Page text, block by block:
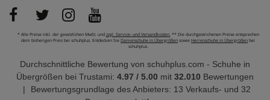
* Alle Preise inkl. der gesetzlichen MwSt. und zzgl. Service- und Versandkosten. ** Die durchgestrichenen Preise entsprechen
dem bisherigen Preis bei schuhplus. Entdecken Sie Damenschuhe in Übergrößen sowie Herrenschuhe in Übergrößen bei
schuhplus.
Durchschnittliche Bewertung von schuhplus.com - Schuhe in
Übergrößen bei Trustami: 4.97 / 5.00 mit 32.010 Bewertungen
|
Bewertungsgrundlage des Anbieters: 13 Verkaufs- und 32